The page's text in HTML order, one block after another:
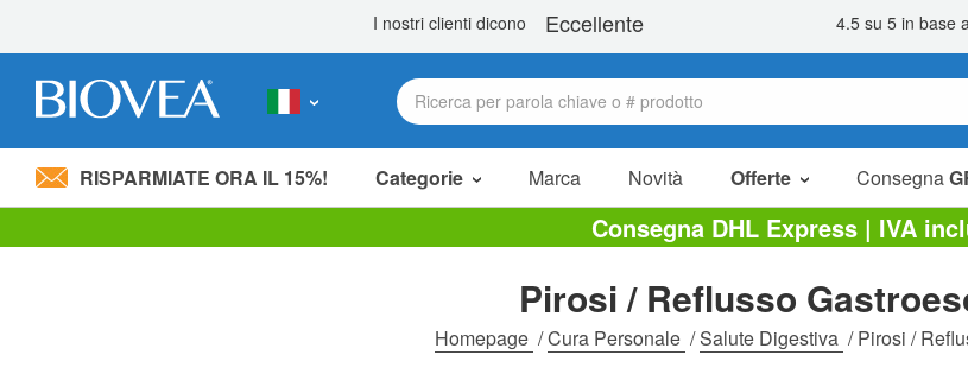
Nota:
RISPARMIATE ORA IL 15%! Categorie Marca Novità Offerte Consegna
Articoli in
Pacchetti
Liquidazione
Consegna DHL Express | IVA
Pirosi / Reflusso
Homepage /Cura Personale /Salute Digestiva /Pirosi /